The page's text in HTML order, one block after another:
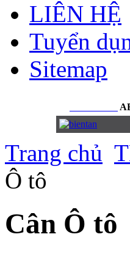
LIÊN HỆ
Tuyển
Sitemap
Trang chủ
Ô tô
Cân Ô tô